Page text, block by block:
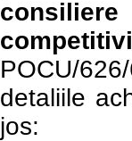
POCU/
detaliile
jos: